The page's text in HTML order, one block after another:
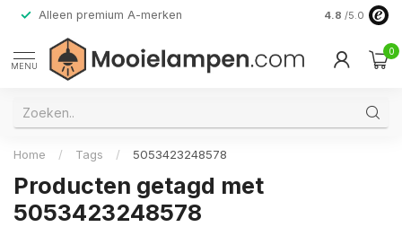
Alleen premium A-merken 4.8 /5.0
MENU
0
Home / Tags / 5053423248578
Producten getagd met
5053423248578